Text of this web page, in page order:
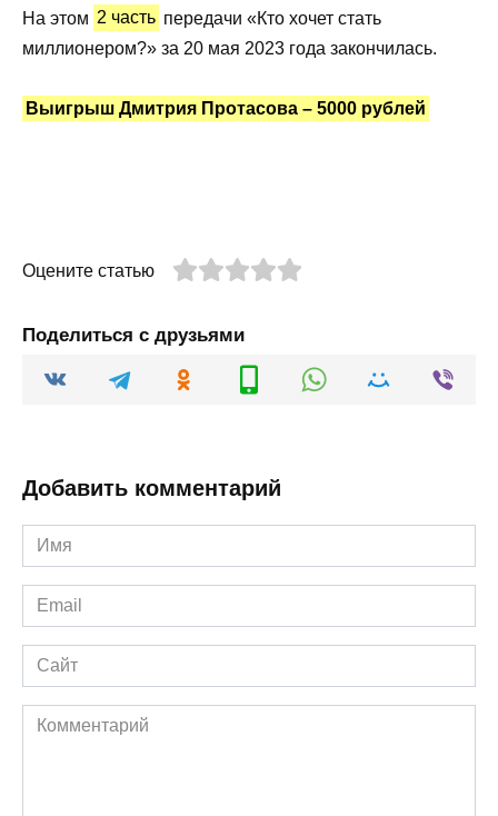
На этом 2 часть передачи «Кто хочет стать
миллионером?» за 20 мая 2023 года закончилась.
Выигрыш Дмитрия Протасова – 5000 рублей
Оцените статью
Поделиться с друзьями
Добавить комментарий
Имя
*
Email
*
Сайт
Комментарий